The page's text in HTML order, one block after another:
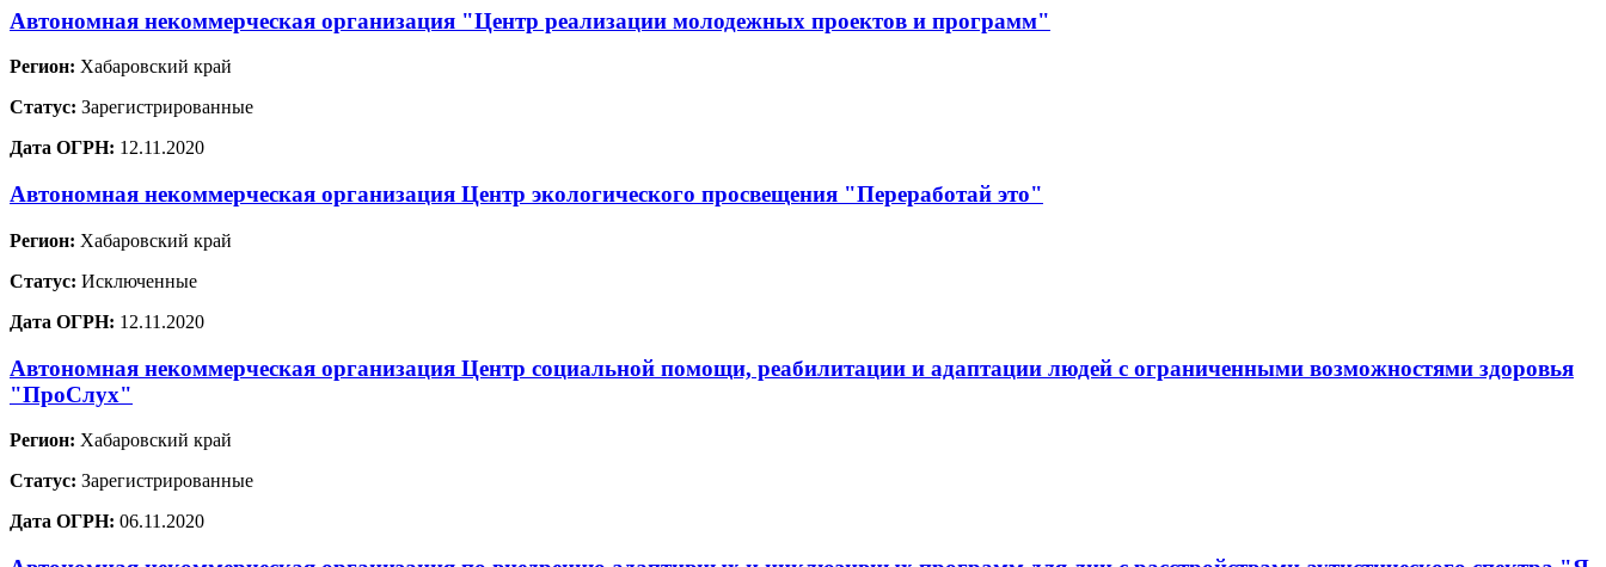
Автономная некоммерческая организация "Центр реализации молодежных проектов и программ"
Регион: Хабаровский край
Статус: Зарегистрированные
Дата ОГРН: 12.11.2020
Автономная некоммерческая организация Центр экологического просвещения "Переработай это"
Регион: Хабаровский край
Статус: Исключенные
Дата ОГРН: 12.11.2020
Автономная некоммерческая организация Центр социальной помощи, реабилитации и адаптации людей с ограниченными возможностями здоровья
"ПроСлух"
Регион: Хабаровский край
Статус: Зарегистрированные
Дата ОГРН: 06.11.2020